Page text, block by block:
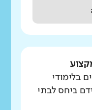
בלימודי
ביחס לבתי